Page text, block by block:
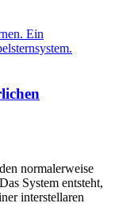
normalerweise
System entsteht,
interstellaren